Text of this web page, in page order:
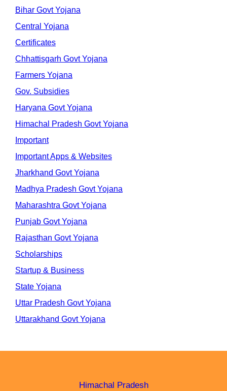
Bihar Govt Yojana
Central Yojana
Certificates
Chhattisgarh Govt Yojana
Farmers Yojana
Gov. Subsidies
Haryana Govt Yojana
Himachal Pradesh Govt Yojana
Important
Important Apps & Websites
Jharkhand Govt Yojana
Madhya Pradesh Govt Yojana
Maharashtra Govt Yojana
Punjab Govt Yojana
Rajasthan Govt Yojana
Scholarships
Startup & Business
State Yojana
Uttar Pradesh Govt Yojana
Uttarakhand Govt Yojana
Himachal Pradesh